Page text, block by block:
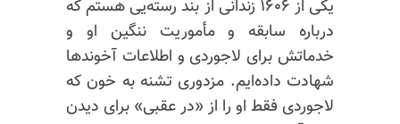
یکی از ۱۶۰۶ زندانی از بند رسته‌یی هستم که
درباره سابقه و مأموریت ننگین او و
خدماتش برای لاجوردی و اطلاعات آخوندها
شهادت داده‌ایم. مزدوری تشنه به خون که
لاجوردی فقط او را از «در عقبی» برای دیدن